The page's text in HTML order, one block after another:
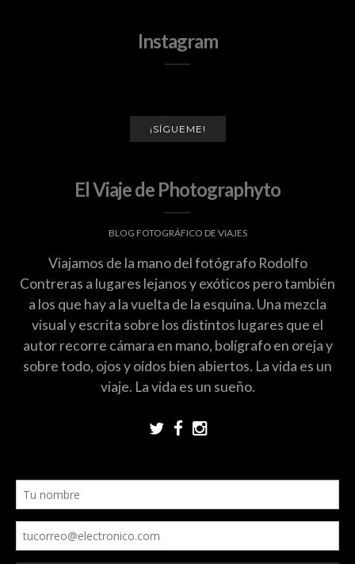
Instagram
¡SÍGUEME!
El Viaje de Photographyto
BLOG FOTOGRÁFICO DE VIAJES
Viajamos de la mano del fotógrafo Rodolfo
Contreras a lugares lejanos y exóticos pero también
a los que hay a la vuelta de la esquina. Una mezcla
visual y escrita sobre los distintos lugares que el
autor recorre cámara en mano, bolígrafo en oreja y
sobre todo, ojos y oídos bien abiertos. La vida es un
viaje. La vida es un sueño.